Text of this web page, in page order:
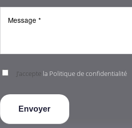
J’accepte la Politique de confidentialité